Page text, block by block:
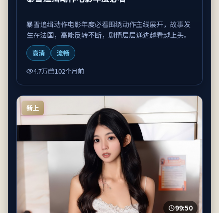
暴雪追缉动作电影年度必看围绕动作主线展开，故事发
生在法国，高能反转不断，剧情层层递进越看越上头。
高清
流畅
4.7万
102个月前
新上
99:50